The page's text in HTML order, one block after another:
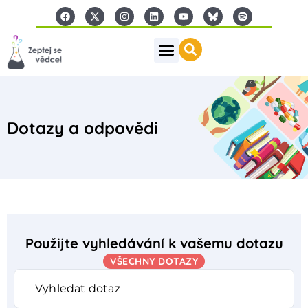
Dotazy a odpovědi
Použijte vyhledávání k vašemu dotazu
VŠECHNY DOTAZY